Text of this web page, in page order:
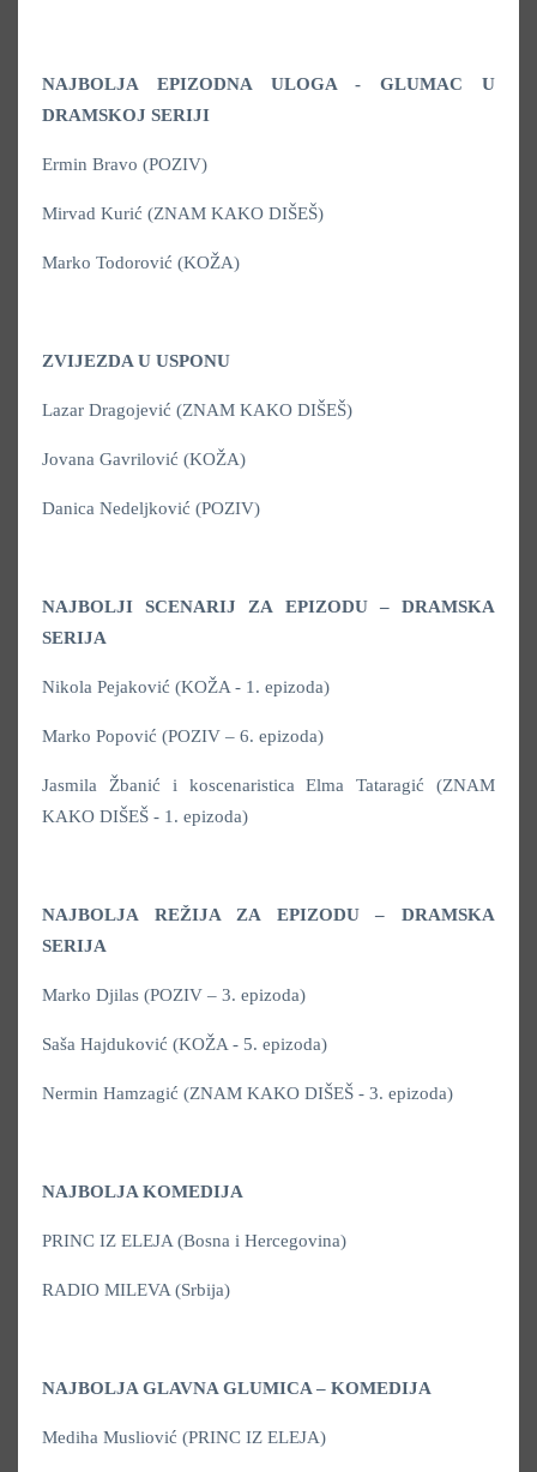
NAJBOLJA EPIZODNA ULOGA - GLUMAC U
DRAMSKOJ SERIJI
Ermin Bravo (POZIV)
Mirvad Kurić (ZNAM KAKO DIŠEŠ)
Marko Todorović (KOŽA)
ZVIJEZDA U USPONU
Lazar Dragojević (ZNAM KAKO DIŠEŠ)
Jovana Gavrilović (KOŽA)
Danica Nedeljković (POZIV)
NAJBOLJI SCENARIJ ZA EPIZODU – DRAMSKA
SERIJA
Nikola Pejaković (KOŽA - 1. epizoda)
Marko Popović (POZIV – 6. epizoda)
Jasmila Žbanić i koscenaristica Elma Tataragić (ZNAM
KAKO DIŠEŠ - 1. epizoda)
NAJBOLJA REŽIJA ZA EPIZODU – DRAMSKA
SERIJA
Marko Djilas (POZIV – 3. epizoda)
Saša Hajduković (KOŽA - 5. epizoda)
Nermin Hamzagić (ZNAM KAKO DIŠEŠ - 3. epizoda)
NAJBOLJA KOMEDIJA
PRINC IZ ELEJA (Bosna i Hercegovina)
RADIO MILEVA (Srbija)
NAJBOLJA GLAVNA GLUMICA – KOMEDIJA
Mediha Musliović (PRINC IZ ELEJA)